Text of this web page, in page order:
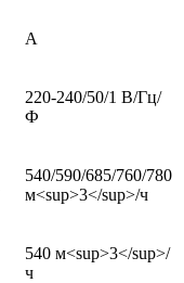
A
220-240/50/1 В/Гц/
Ф
540/590/685/760/780
м<sup>3</sup>/ч
540 м<sup>3</sup>/
ч